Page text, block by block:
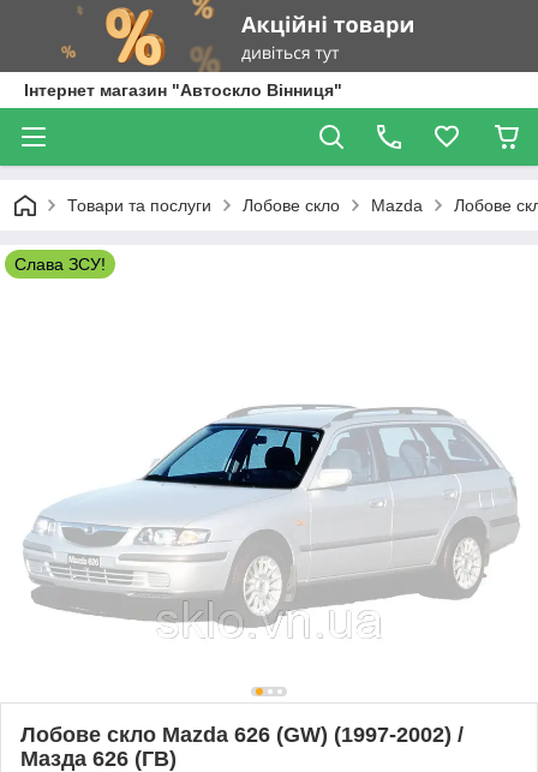
Інтернет магазин "Автоскло Вінниця"
Товари та послуги Лобове скло Mazda Лобове
Слава ЗСУ!
Лобове скло Mazda 626 (GW) (1997-2002) /
Мазда 626 (ГВ)